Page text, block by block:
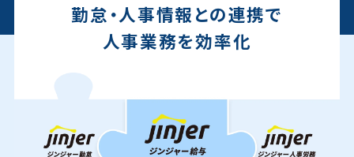
勤怠・人事情報との連携で
人事業務を効率化